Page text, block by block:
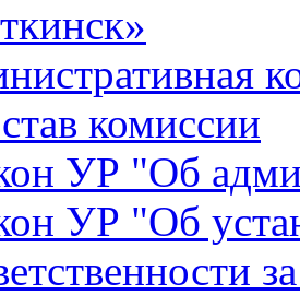
комиссии
УР "Об
УР "Об